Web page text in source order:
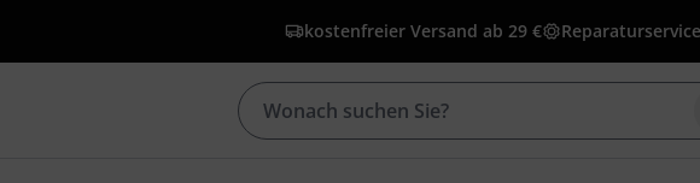
kostenfreier Versand ab 29 € Reparaturservice